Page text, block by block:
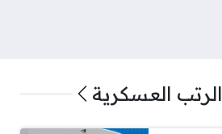
الرتب العسكرية